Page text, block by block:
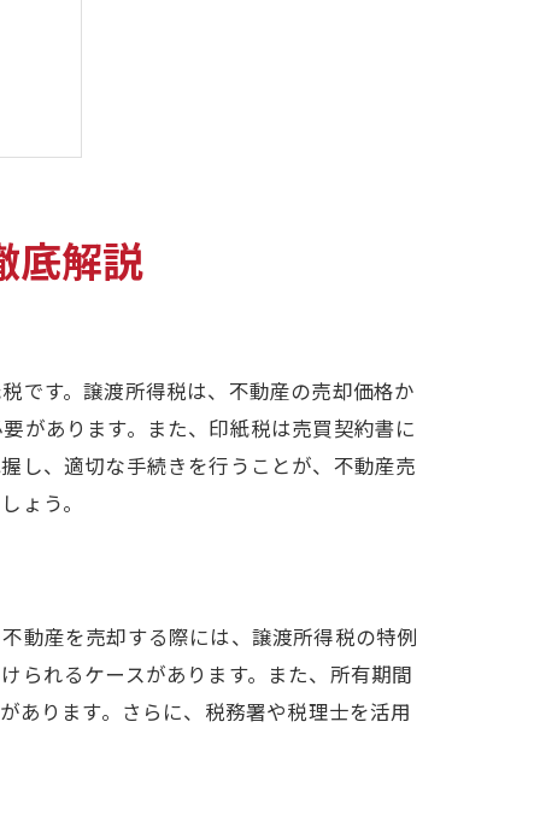
底解説
です。譲渡所得税は、不動産の売却価格か
があります。また、印紙税は売買契約書に
し、適切な手続きを行うことが、不動産売
ょう。
動産を売却する際には、譲渡所得税の特例
られるケースがあります。また、所有期間
あります。さらに、税務署や税理士を活用